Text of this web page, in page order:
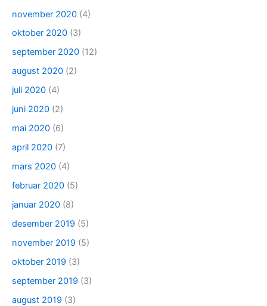
november 2020 (4)
oktober 2020 (3)
september 2020 (12)
august 2020 (2)
juli 2020 (4)
juni 2020 (2)
mai 2020 (6)
april 2020 (7)
mars 2020 (4)
februar 2020 (5)
januar 2020 (8)
desember 2019 (5)
november 2019 (5)
oktober 2019 (3)
september 2019 (3)
august 2019 (3)